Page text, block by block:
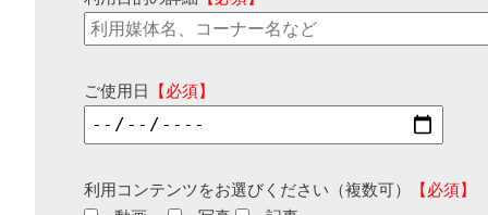
ご使用日 【必須】
利用コンテンツをお選びください（複数可）
【必須】